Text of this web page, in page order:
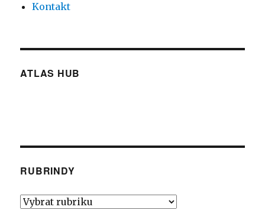
Kontakt
ATLAS HUB
RUBRINDY
Rubrindy